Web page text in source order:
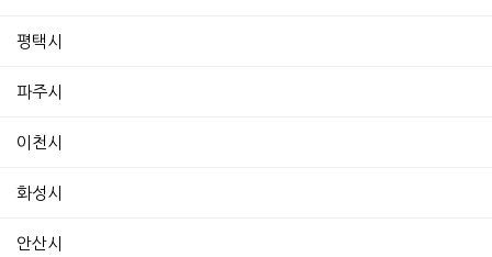
평택시
파주시
이천시
화성시
안산시